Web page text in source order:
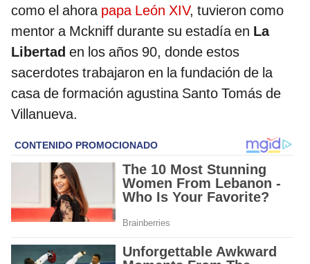
como el ahora papa León XIV, tuvieron como
mentor a Mckniff durante su estadía en La
Libertad en los años 90, donde estos
sacerdotes trabajaron en la fundación de la
casa de formación agustina Santo Tomás de
Villanueva.